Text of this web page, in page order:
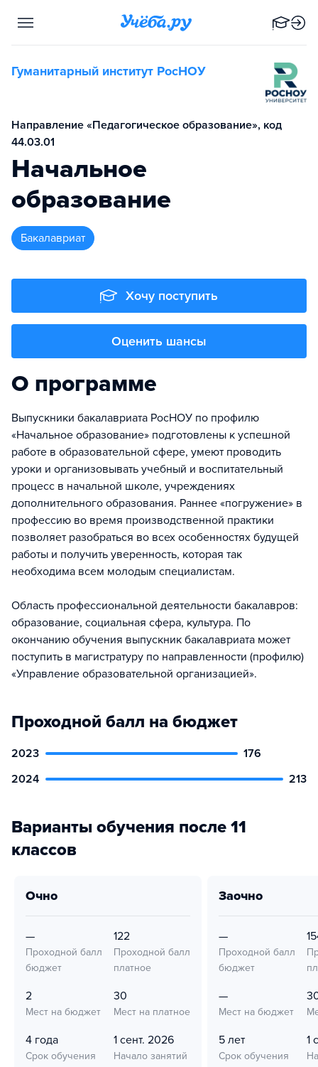
Гуманитарный институт РосНОУ
Направление «Педагогическое образование», код
44.03.01
Начальное
образование
бакалавриат
Хочу поступить
Оценить шансы
О программе
Выпускники бакалавриата РосНОУ по профилю
«Начальное образование» подготовлены к успешной
работе в образовательной сфере, умеют проводить
уроки и организовывать учебный и воспитательный
процесс в начальной школе, учреждениях
дополнительного образования. Раннее «погружение» в
профессию во время производственной практики
позволяет разобраться во всех особенностях будущей
работы и получить уверенность, которая так
необходима всем молодым специалистам.
Область профессиональной деятельности бакалавров:
образование, социальная сфера, культура. По
окончанию обучения выпускник бакалавриата может
поступить в магистратуру по направленности (профилю)
«Управление образовательной организацией».
Проходной балл на бюджет
2023
176
2024
213
Варианты обучения после 11
классов
очно
—
Проходной балл
бюджет
122
Проходной балл
платное
2
Мест на бюджет
30
Мест на платное
4 года
Срок обучения
1 сент. 2026
Начало занятий
заочно
—
Проходной балл
бюджет
—
Мест на бюджет
5 лет
Срок обучения
1